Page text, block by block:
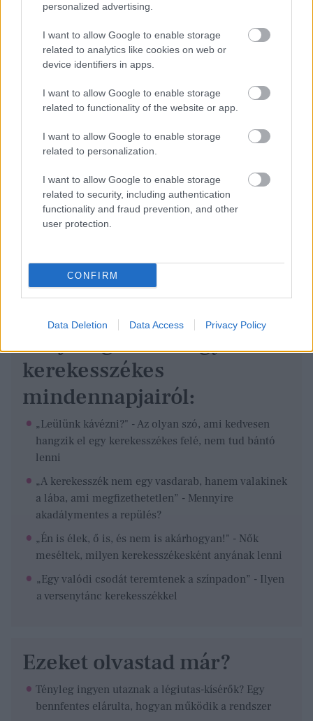
personalized advertising.
I want to allow Google to enable storage
related to analytics like cookies on web or
device identifiers in apps.
I want to allow Google to enable storage
related to functionality of the website or app.
I want to allow Google to enable storage
related to personalization.
I want to allow Google to enable storage
related to security, including authentication
functionality and fraud prevention, and other
user protection.
CONFIRM
Data Deletion Data Access Privacy Policy
Tudj meg többet egy
kerekesszékes
mindennapjairól:
„Leülünk kávézni?" - Az olyan szó, ami kedvesen
hangzik el egy kerekesszékes felé, nem tud bántó
lenni
„A kerekesszék nem egy vasdarab, hanem valakinek
a lába, ami megfizethetetlen” - Mennyire
akadálymentes a repülés?
„Én is élek, ő is, és nem is akárhogyan!" - Nők
meséltek, milyen kerekesszékesként anyának lenni
„Egy valódi csodát teremtenek a színpadon” - Ilyen
a versenytánc kerekesszékkel
Ezeket olvastad már?
Tényleg ingyen utaznak a légiutas-kísérők? Egy
bennfentes elárulta, hogyan működik a rendszer